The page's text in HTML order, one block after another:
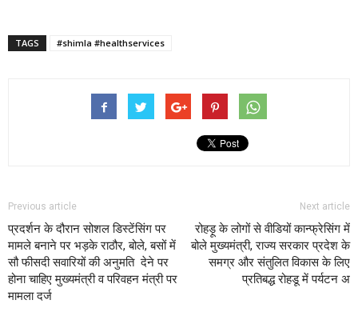
TAGS #shimla #healthservices
Previous article
प्रदर्शन के दौरान सोशल डिस्टेंसिंग पर
मामले बनाने पर भड़के राठौर, बोले, बसों में
सौ फीसदी सवारियों की अनुमति देने पर
होना चाहिए मुख्यमंत्री व परिवहन मंत्री पर
मामला दर्ज
Next article
रोहड़ू के लोगों से वीडियों कान्फ्रेसिंग में
बोले मुख्यमंत्री, राज्य सरकार प्रदेश के
समग्र और संतुलित विकास के लिए
प्रतिबद्ध रोहडू में पर्यटन अ